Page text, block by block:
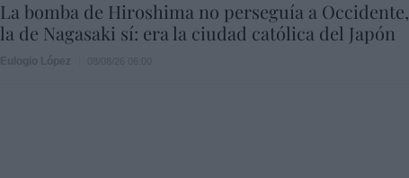
La bomba de Hiroshima no perseguía a Occidente,
la de Nagasaki sí: era la ciudad católica del Japón